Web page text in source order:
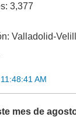
3,377
Valladolid-
AM
mes de